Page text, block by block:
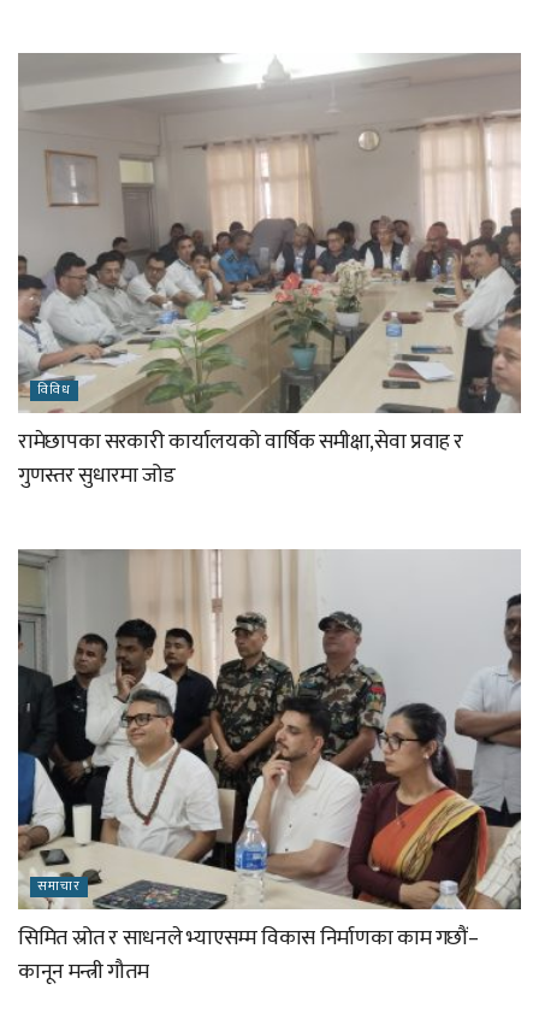
विविध
रामेछापका सरकारी कार्यालयको वार्षिक समीक्षा,सेवा प्रवाह र
गुणस्तर सुधारमा जोड
समाचार
सिमित स्रोत र साधनले भ्याएसम्म विकास निर्माणका काम गछौं–
कानून मन्त्री गौतम